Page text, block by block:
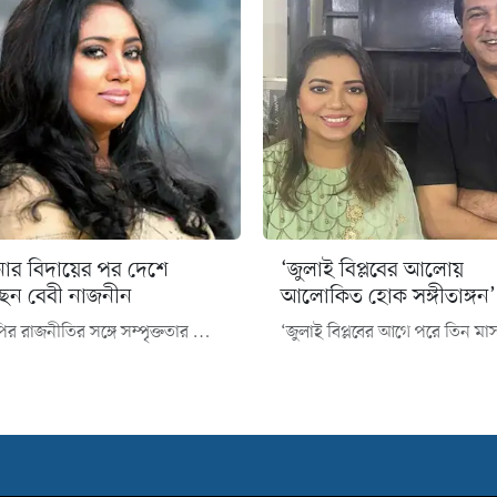
বিদায়ের পর দেশে
বেবী নাজনীন
বিএনপির রাজনীতির সঙ্গে সম্পৃক্ততার কারণে বাংলাদেশে তার পেশাগত কার্যক্রম বন্ধ হয়ে যায় আওয়ামী লীগ সরকারের শাসনামলের শুরু থেকেই। মাঝে নির্বাচনেও অংশ নিতে চেয়েছিলেন। কিন্তু নানাবিধ বাধা বিপত্তিতে হয়ে উঠেনি। শেখ হাসিনা সরকারের বিদায়ের পর অনেকে দেশে ফিরতে শুরু করেছেন। তালিকায় আছেন বেবী নাজনীনও।
‘জুলাই বিপ্লবের আলোয়
আলোকিত হোক সঙ্গীতাঙ্গন’